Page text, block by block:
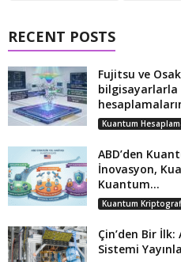
RECENT POSTS
Fujitsu ve
bilgisayarlarla
Kuantum
ABD’den
İnovasyon,
Kuantum...
Kuantum
Çin’den Bir
Sistemi